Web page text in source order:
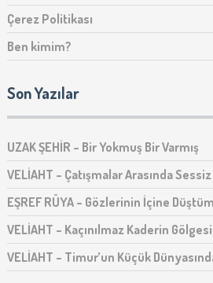
Çerez Politikası
Ben kimim?
Son Yazılar
UZAK ŞEHİR – Bir Yokmuş Bir Varmış
VELİAHT – Çatışmalar Arasında Sessiz
EŞREF RÜYA – Gözlerinin İçine
VELİAHT – Kaçınılmaz Kaderin
VELİAHT – Timur’un Küçük